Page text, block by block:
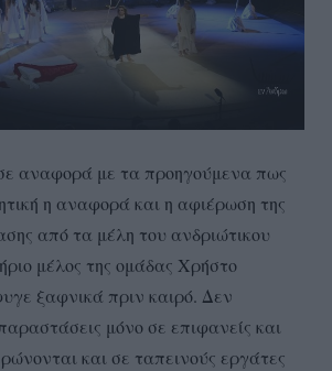
αναφορά με τα προηγούμενα πως
η αναφορά και η αφιέρωση της
από τα μέλη του ανδριώτικου
μέλος της ομάδας Χρήστο
ξαφνικά πριν καιρό. Δεν
μόνο σε επιφανείς και
και σε ταπεινούς εργάτες